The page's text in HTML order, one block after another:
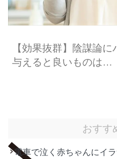
【効果抜群】陰謀論
与えると良いものは…
おすす
電車で泣く赤ちゃんにイ